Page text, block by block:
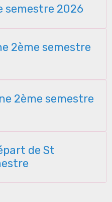
semestre 2026
2ème semestre
2ème semestre
de St